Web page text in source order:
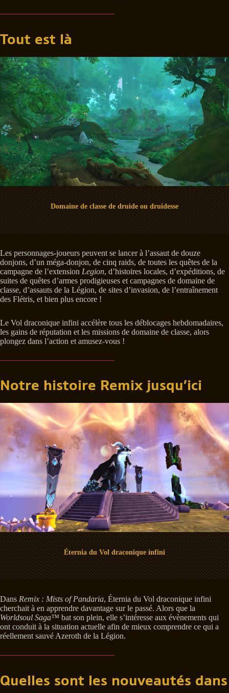
Tout est là
Domaine de classe de druide ou druidesse
Les personnages-joueurs peuvent se lancer à l’assaut de douze
donjons, d’un méga-donjon, de cinq raids, de toutes les quêtes de la
campagne de l’extension Legion, d’histoires locales, d’expéditions, de
suites de quêtes d’armes prodigieuses et campagnes de domaine de
classe, d’assauts de la Légion, de sites d’invasion, de l’entraînement
des Flétris, et bien plus encore !
Le Vol draconique infini accélère tous les déblocages hebdomadaires,
les gains de réputation et les missions de domaine de classe, alors
plongez dans l’action et amusez-vous !
Notre histoire Remix jusqu’ici
Éternia du Vol draconique infini
Dans Remix : Mists of Pandaria, Éternia du Vol draconique infini
cherchait à en apprendre davantage sur le passé. Alors que la
Worldsoul Saga™ bat son plein, elle s’intéresse aux évènements qui
ont conduit à la situation actuelle afin de mieux comprendre ce qui a
réellement sauvé Azeroth de la Légion.
Quelles sont les nouveautés dans